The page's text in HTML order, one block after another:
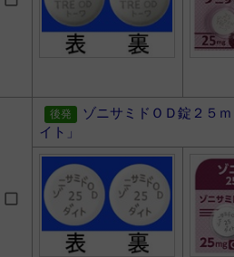
ゾニサミドＯＤ錠２５
イト」